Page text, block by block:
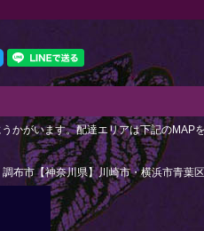
がいます。配達エリアは下記のMAP
布市【神奈川県】川崎市・横浜市青葉